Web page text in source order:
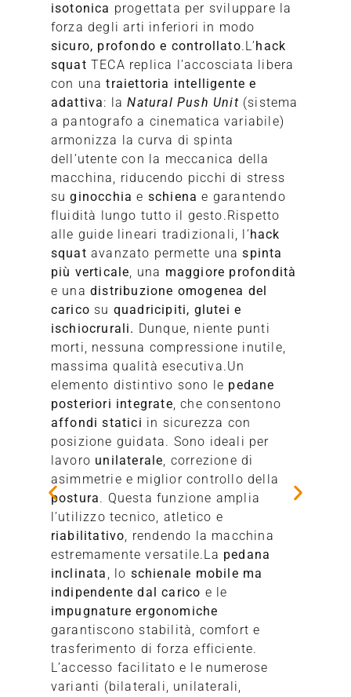
isotonica progettata per sviluppare la
forza degli arti inferiori in modo
sicuro, profondo e controllato.L’hack
squat TECA replica l’accosciata libera
con unatraiettoria intelligente e
adattiva: laNatural Push Unit (sistema
a pantografo a cinematica variabile)
armonizza la curva di spinta
dell’utente con la meccanica della
macchina, riducendo picchi di stress
suginocchia e schiena e garantendo
fluidità lungo tutto il gesto.Rispetto
alle guide lineari tradizionali, l’hack
squat avanzato permette unaspinta
più verticale, una maggiore profondità
e una distribuzione omogenea del
carico su quadricipiti, glutei e
ischiocrurali. Dunque, niente punti
morti, nessuna compressione inutile,
massima qualità esecutiva.Un
elemento distintivo sono le pedane
posteriori integrate, che consentono
affondi statici in sicurezza con
posizione guidata. Sono ideali per
lavoro unilaterale, correzione di
asimmetrie e miglior controllo della
postura. Questa funzione amplia
l’utilizzo tecnico, atletico e
riabilitativo, rendendo la macchina
estremamente versatile.La pedana
inclinata , lo schienale mobile ma
indipendente dal carico e le
impugnature ergonomiche
garantiscono stabilità, comfort e
trasferimento di forza efficiente.
L’accesso facilitato e le numerose
varianti (bilaterali, unilaterali,